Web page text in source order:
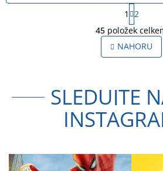
O
v
l
á
c
í
p
r
y
S
t
r
á
n
k
á
n
í
1
2
45 položek
NAHORU
SLEDUJTE